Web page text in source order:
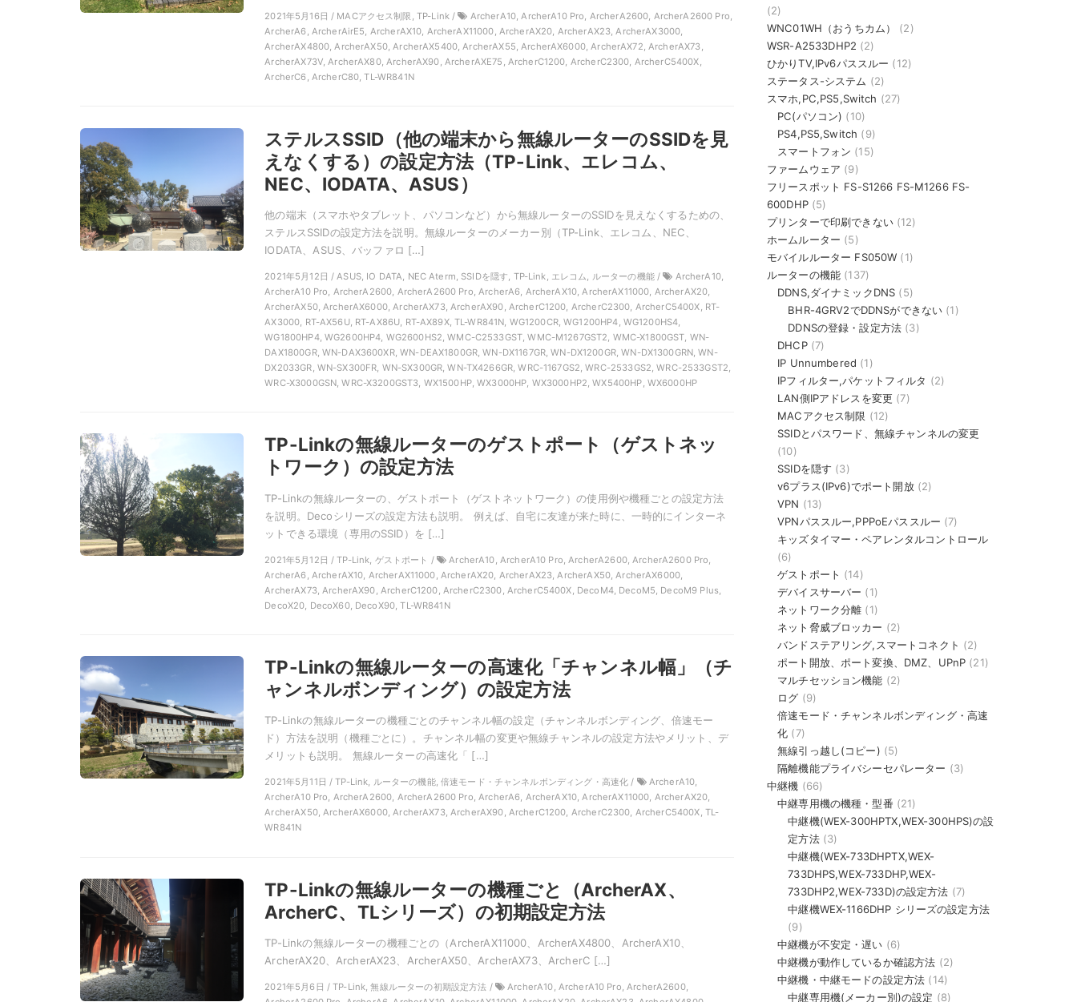
2021年5月16日 / MACアクセス制限, TP-Link /
ArcherA10, ArcherA10 Pro, ArcherA2600, ArcherA2600 Pro,
ArcherA6, ArcherAirE5, ArcherAX10, ArcherAX11000, ArcherAX20, ArcherAX23, ArcherAX3000,
ArcherAX4800, ArcherAX50, ArcherAX5400, ArcherAX55, ArcherAX6000, ArcherAX72, ArcherAX73,
ArcherAX73V, ArcherAX80, ArcherAX90, ArcherAXE75, ArcherC1200, ArcherC2300, ArcherC5400X,
ArcherC6, ArcherC80, TL-WR841N
ステルスSSID（他の端末から無線ルーターのSSIDを見
えなくする）の設定方法（TP-Link、エレコム、
NEC、IODATA、ASUS）
他の端末（スマホやタブレット、パソコンなど）から無線ルーターのSSIDを見えなくするための、
ステルスSSIDの設定方法を説明。無線ルーターのメーカー別（TP-Link、エレコム、NEC、
IODATA、ASUS、バッファロ […]
2021年5月12日 / ASUS, IO DATA, NEC Aterm, SSIDを隠す, TP-Link, エレコム, ルーターの機能 /
ArcherA10,
ArcherA10 Pro, ArcherA2600, ArcherA2600 Pro, ArcherA6, ArcherAX10, ArcherAX11000, ArcherAX20,
ArcherAX50, ArcherAX6000, ArcherAX73, ArcherAX90, ArcherC1200, ArcherC2300, ArcherC5400X, RT-
AX3000, RT-AX56U, RT-AX86U, RT-AX89X, TL-WR841N, WG1200CR, WG1200HP4, WG1200HS4,
WG1800HP4, WG2600HP4, WG2600HS2, WMC-C2533GST, WMC-M1267GST2, WMC-X1800GST, WN-
DAX1800GR, WN-DAX3600XR, WN-DEAX1800GR, WN-DX1167GR, WN-DX1200GR, WN-DX1300GRN, WN-
DX2033GR, WN-SX300FR, WN-SX300GR, WN-TX4266GR, WRC-1167GS2, WRC-2533GS2, WRC-2533GST2,
WRC-X3000GSN, WRC-X3200GST3, WX1500HP, WX3000HP, WX3000HP2, WX5400HP, WX6000HP
TP-Linkの無線ルーターのゲストポート（ゲストネッ
トワーク）の設定方法
TP-Linkの無線ルーターの、ゲストポート（ゲストネットワーク）の使用例や機種ごとの設定方法
を説明。Decoシリーズの設定方法も説明。 例えば、自宅に友達が来た時に、一時的にインターネ
ットできる環境（専用のSSID）を […]
2021年5月12日 / TP-Link, ゲストポート /
ArcherA10, ArcherA10 Pro, ArcherA2600, ArcherA2600 Pro,
ArcherA6, ArcherAX10, ArcherAX11000, ArcherAX20, ArcherAX23, ArcherAX50, ArcherAX6000,
ArcherAX73, ArcherAX90, ArcherC1200, ArcherC2300, ArcherC5400X, DecoM4, DecoM5, DecoM9 Plus,
DecoX20, DecoX60, DecoX90, TL-WR841N
TP-Linkの無線ルーターの高速化「チャンネル幅」（チ
ャンネルボンディング）の設定方法
TP-Linkの無線ルーターの機種ごとのチャンネル幅の設定（チャンネルボンディング、倍速モー
ド）方法を説明（機種ごとに）。チャンネル幅の変更や無線チャンネルの設定方法やメリット、デ
メリットも説明。 無線ルーターの高速化「 […]
2021年5月11日 / TP-Link, ルーターの機能, 倍速モード・チャンネルボンディング・高速化 /
ArcherA10,
ArcherA10 Pro, ArcherA2600, ArcherA2600 Pro, ArcherA6, ArcherAX10, ArcherAX11000, ArcherAX20,
ArcherAX50, ArcherAX6000, ArcherAX73, ArcherAX90, ArcherC1200, ArcherC2300, ArcherC5400X, TL-
WR841N
TP-Linkの無線ルーターの機種ごと（ArcherAX、
ArcherC、TLシリーズ）の初期設定方法
TP-Linkの無線ルーターの機種ごとの（ArcherAX11000、ArcherAX4800、ArcherAX10、
ArcherAX20、ArcherAX23、ArcherAX50、ArcherAX73、ArcherC […]
2021年5月6日 / TP-Link, 無線ルーターの初期設定方法 /
ArcherA10, ArcherA10 Pro, ArcherA2600,
(2)
WNC01WH（おうちカム）
(2)
WSR-A2533DHP2 (2)
ひかりTV,IPv6パススルー (12)
ステータス-システム (2)
スマホ,PC,PS5,Switch (27)
PC(パソコン) (10)
PS4,PS5,Switch (9)
スマートフォン (15)
ファームウェア (9)
フリースポット FS-S1266 FS-M1266 FS-
600DHP(5)
プリンターで印刷できない(12)
ホームルーター (5)
モバイルルーター FS050W (1)
ルーターの機能 (137)
DDNS,ダイナミックDNS (5)
BHR-4GRV2でDDNSができない (1)
DDNSの登録・設定方法 (3)
DHCP(7)
IP Unnumbered (1)
IPフィルター,パケットフィルタ (2)
LAN側IPアドレスを変更 (7)
MACアクセス制限 (12)
SSIDとパスワード、無線チャンネルの変更
(10)
SSIDを隠す (3)
v6プラス(IPv6)でポート開放(2)
VPN (13)
VPNパススルー,PPPoEパススルー (7)
キッズタイマー・ペアレンタルコントロール
(6)
ゲストポート (14)
デバイスサーバー (1)
ネットワーク分離 (1)
ネット脅威ブロッカー (2)
バンドステアリング,スマートコネクト (2)
ポート開放、ポート変換、DMZ、UPnP (21)
マルチセッション機能 (2)
ログ (9)
倍速モード・チャンネルボンディング・高速
化 (7)
無線引っ越し(コピー) (5)
隔離機能プライバシーセパレーター (3)
中継機 (66)
中継専用機の機種・型番 (21)
中継機(WEX-300HPTX,WEX-300HPS)の設
定方法(3)
中継機(WEX-733DHPTX,WEX-
733DHPS,WEX-733DHP,WEX-
733DHP2,WEX-733D)の設定方法 (7)
中継機WEX-1166DHP シリーズの設定方法
(9)
中継機が不安定・遅い (6)
中継機が動作しているか確認方法 (2)
中継機・中継モードの設定方法 (14)
中継専用機(メーカー別)の設定 (8)